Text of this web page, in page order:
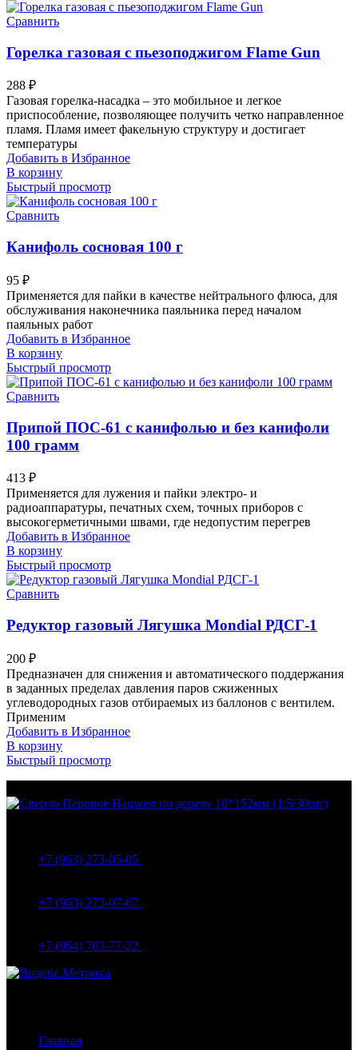
Сравнить
Горелка газовая с пьезоподжигом Flame Gun
288 ₽
Газовая горелка-насадка – это мобильное и легкое
приспособление, позволяющее получить четко направленное
пламя. Пламя имеет факельную структуру и достигает
температуры
Добавить в Избранное
В корзину
Быстрый просмотр
Сравнить
Канифоль сосновая 100 г
95 ₽
Применяется для пайки в качестве нейтрального флюса, для
обслуживания наконечника паяльника перед началом
паяльных работ
Добавить в Избранное
В корзину
Быстрый просмотр
Сравнить
Припой ПОС-61 с канифолью и без канифоли
100 грамм
413 ₽
Применяется для лужения и пайки электро- и
радиоаппаратуры, печатных схем, точных приборов с
высокогерметичными швами, где недопустим перегрев
Добавить в Избранное
В корзину
Быстрый просмотр
Сравнить
Редуктор газовый Лягушка Mondial РДСГ-1
200 ₽
Предназначен для снижения и автоматического поддержания
в заданных пределах давления паров сжиженных
углеводородных газов отбираемых из баллонов с вентилем.
Применим
Добавить в Избранное
В корзину
Быстрый просмотр
+7 (963) 273-05-05
+7 (963) 273-07-07
+7 (964) 703-77-22
Главная